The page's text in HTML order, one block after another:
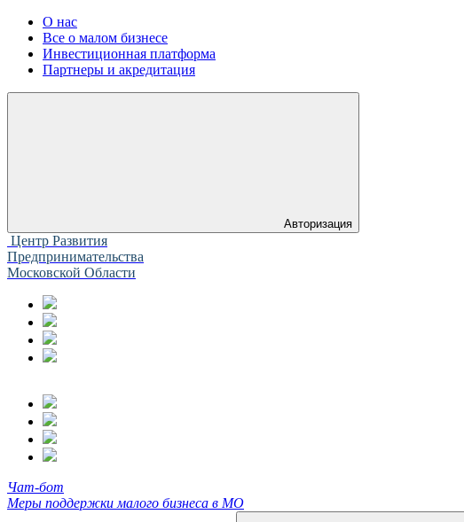
О нас
Все о малом бизнесе
Инвестиционная платформа
Партнеры и акредитация
Авторизация
Центр Развития
Предпринимательства
Московской Области
Чат-бот
Меры поддержки малого бизнеса в МО